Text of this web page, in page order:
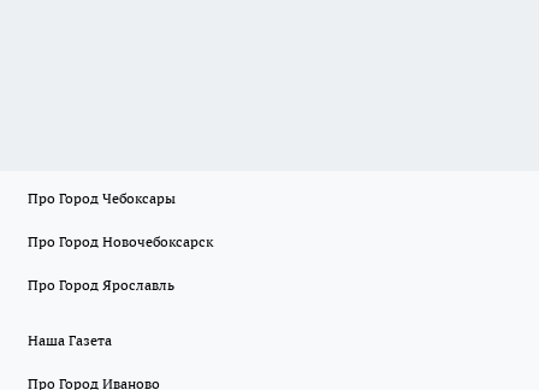
Про Город Чебоксары
Про Город Новочебоксарск
Про Город Ярославль
Наша Газета
Про Город Иваново